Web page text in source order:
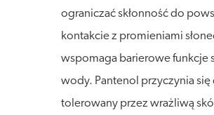
ograniczać skłonność do
kontakcie z promieniami
wspomaga barierowe funkcje
wody. Pantenol przyczynia
tolerowany przez wrażliwą